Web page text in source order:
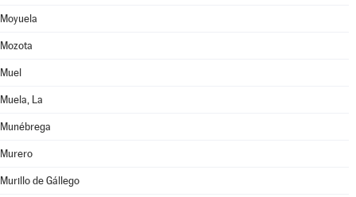
Moyuela
Mozota
Muel
Muela, La
Munébrega
Murero
Murillo de Gállego